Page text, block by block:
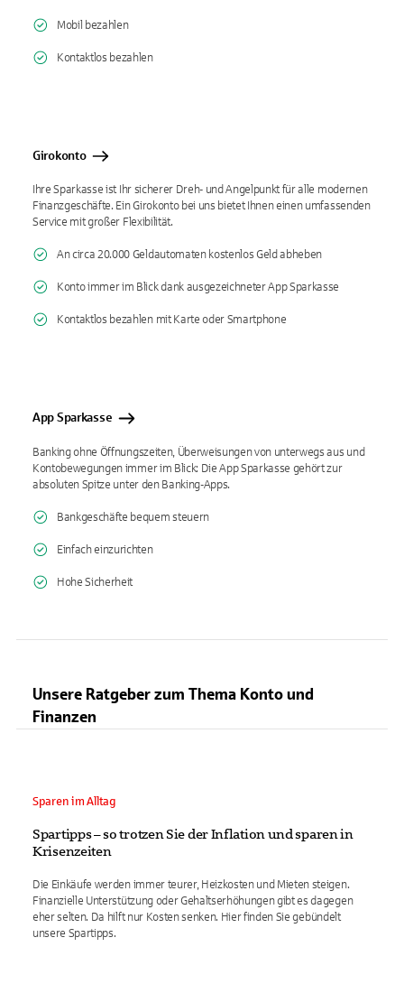
Mobil bezahlen
Kontaktlos bezahlen
Girokonto
Ihre Sparkasse ist Ihr sicherer Dreh- und Angelpunkt für alle modernen
Finanzgeschäfte. Ein Girokonto bei uns bietet Ihnen einen umfassenden
Service mit großer Flexibilität.
An circa 20.000 Geldautomaten kostenlos Geld abheben
Konto immer im Blick dank ausgezeichneter App Sparkasse
Kontaktlos bezahlen mit Karte oder Smartphone
App Sparkasse
Banking ohne Öffnungszeiten, Überweisungen von unterwegs aus und
Kontobewegungen immer im Blick: Die App Sparkasse gehört zur
absoluten Spitze unter den Banking-Apps.
Bankgeschäfte bequem steuern
Einfach einzurichten
Hohe Sicherheit
Unsere Ratgeber zum Thema Konto und
Finanzen
Sparen im Alltag
Spartipps – so trotzen Sie der Inflation und sparen in
Krisenzeiten
Die Einkäufe werden immer teurer, Heizkosten und Mieten steigen.
Finanzielle Unterstützung oder Gehaltserhöhungen gibt es dagegen
eher selten. Da hilft nur Kosten senken. Hier finden Sie gebündelt
unsere Spartipps.